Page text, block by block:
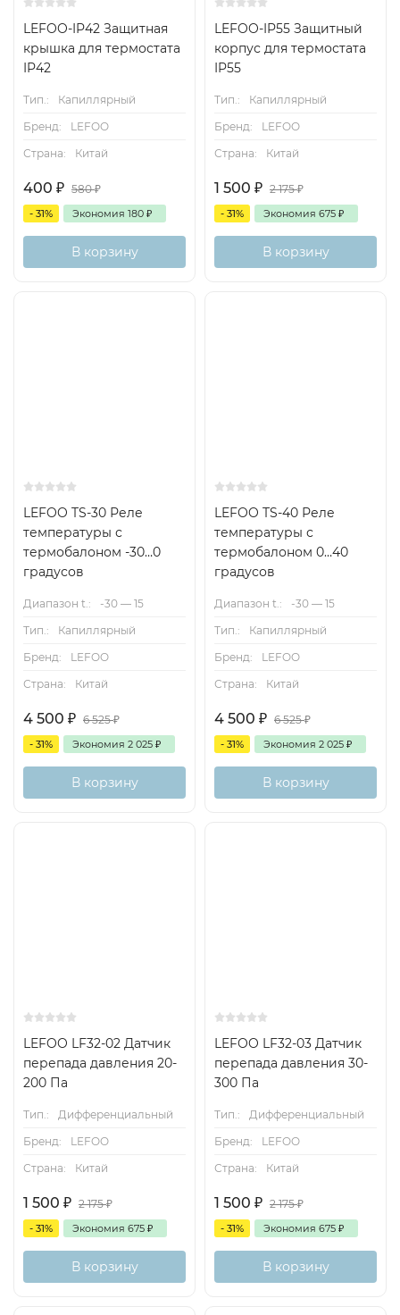
LEFOO-IP42 Защитная
крышка для термостата
IP42
Тип.:
Капиллярный
Бренд:
LEFOO
Страна:
Китай
400 ₽ 580₽
- 31% Экономия 180 ₽
В корзину
LEFOO-IP55 Защитный
корпус для термостата
IP55
Тип.:
Капиллярный
Бренд:
LEFOO
Страна:
Китай
1 500 ₽ 2 175₽
- 31% Экономия 675 ₽
В корзину
LEFOO TS-30 Реле
температуры с
термобалоном -30…0
градусов
Диапазон t.:
-30 — 15
Тип.:
Капиллярный
Бренд:
LEFOO
Страна:
Китай
4 500 ₽ 6 525₽
- 31% Экономия 2 025 ₽
В корзину
LEFOO TS-40 Реле
температуры с
термобалоном 0…40
градусов
Диапазон t.:
-30 — 15
Тип.:
Капиллярный
Бренд:
LEFOO
Страна:
Китай
4 500 ₽ 6 525₽
- 31% Экономия 2 025 ₽
В корзину
LEFOO LF32-02 Датчик
перепада давления 20-
200 Па
Тип.:
Дифференциальный
Бренд:
LEFOO
Страна:
Китай
1 500 ₽ 2 175₽
- 31% Экономия 675 ₽
В корзину
LEFOO LF32-03 Датчик
перепада давления 30-
300 Па
Тип.:
Дифференциальный
Бренд:
LEFOO
Страна:
Китай
1 500 ₽ 2 175₽
- 31% Экономия 675 ₽
В корзину